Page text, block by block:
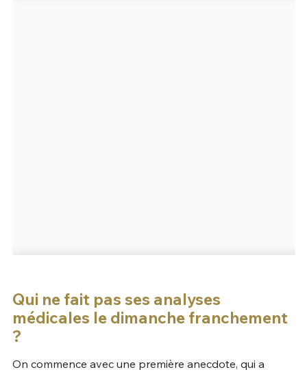
Qui ne fait pas ses analyses
médicales le dimanche franchement
?
On commence avec une première anecdote, qui a